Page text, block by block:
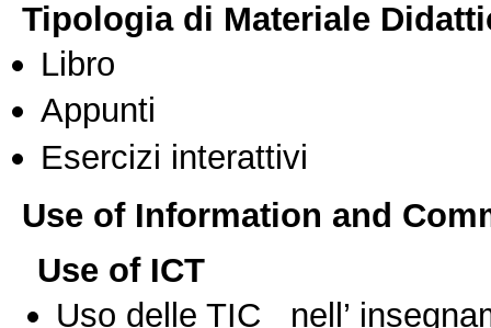
Tipologia di Materiale
Libro
Appunti
Esercizi interattivi
Use of Information and
Use of ICT
Uso delle TIC nell’